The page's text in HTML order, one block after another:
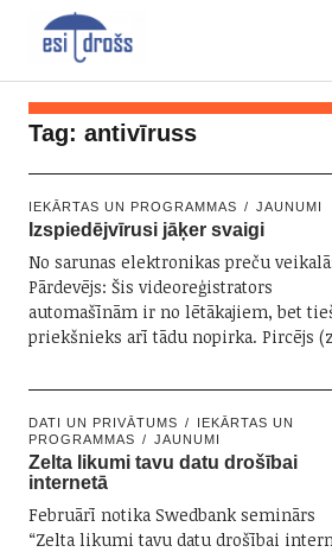
Tag: antivīruss
IEKĀRTAS UN PROGRAMMAS JAUNUMI
Izspiedējvīrusi jāķer svaigi
No sarunas elektronikas preču
Pārdevējs: Šis videoreģistrators
automašīnām ir no lētākajiem, bet
priekšnieks arī tādu nopirka. Pircējs
DATI UN PRIVĀTUMS
IEKĀRTAS UN
PROGRAMMAS
JAUNUMI
Zelta likumi tavu datu drošībai
internetā
Februārī notika Swedbank seminārs
“Zelta likumi tavu datu drošībai